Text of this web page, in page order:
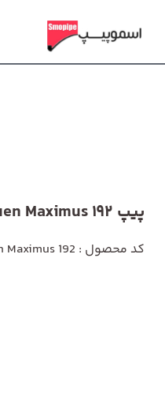
پیپ Vauen Maximus 192
کد محصول : Vauen Maximus 192